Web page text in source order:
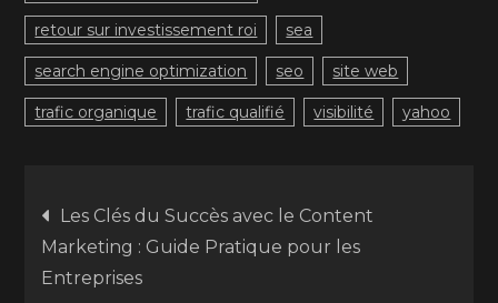
retour sur investissement roi sea
search engine optimization seo site web
trafic organique trafic qualifié visibilité yahoo
Navigation
de
Les Clés du Succès avec le Content
Marketing : Guide Pratique pour les
Entreprises